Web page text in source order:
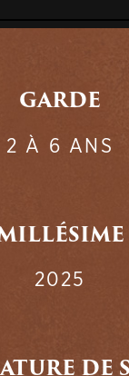
GARDE
2 À 6 ANS
2025
DE